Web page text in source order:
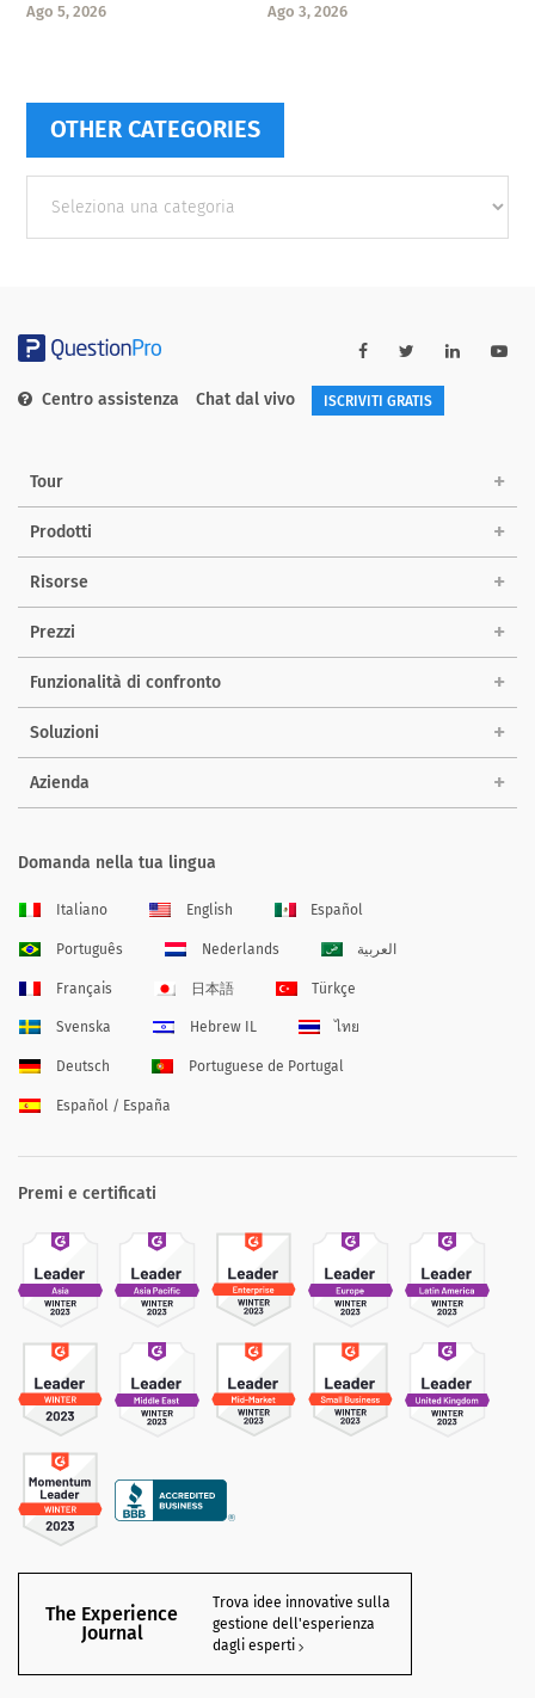
Ago 5, 2026 Ago 3, 2026
OTHER CATEGORIES
categories
Centro assistenza Chat dal vivo ISCRIVITI GRATIS
Tour
Prodotti
Risorse
Prezzi
Funzionalità di confronto
Soluzioni
Azienda
Domanda nella tua lingua
Italiano English Español
Português Nederlands العربية
Français 日本語 Türkçe
Svenska Hebrew IL ไทย
Deutsch Portuguese de Portugal
Español / España
Premi e certificati
The Experience
Journal
Trova idee innovative sulla
gestione dell'esperienza
dagli esperti